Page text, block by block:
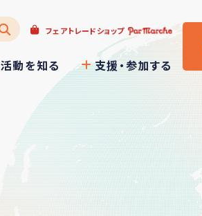
フェアトレードショップ
活動を知る 支援・参加する